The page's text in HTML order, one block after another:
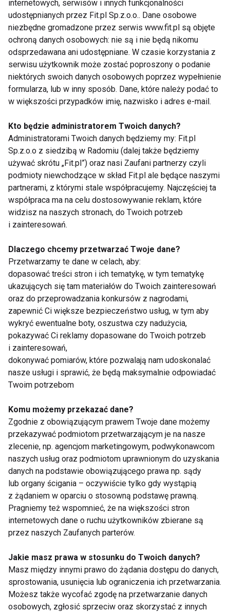
składników, który dostarczy nam witamin bez
zbędnych kalorii. Smaczne i kolorowe koktajle mogą
poprawić nasz nastrój i apetyt. Koktajl najlepiej pić
rano na czczo lub między posiłkami. Chcąc chronić
zęby przed kwasowym działaniem cytryny i miodu,
można pić koktajl przez słomkę, aby ograniczyć
kontakt płynu ze szkliwem. Ważne jest, aby nie myć
kwasowość zawartych w napoju składników może
osłabić szkliwo i spowodować nadwrażliwość. Aby
dodatkowo chronić zęby przed kwasowym
działaniem tych składników, warto po wypiciu
koktajlu przepłukać usta wodą lub napić się herbaty
zielonej.–zaleca dr. Romana Markiewicz-
Piotrowska, z Kliniki Stomatologicznej Piotrowscy i
Bejnarowicz.
Jesienią często czujemy się przygnębieni i
zmęczeni z powodu braku słońca i krótszych dni.
Koktajl z owoców i warzyw może być świetnym
sposobem na dobry dzień i dodanie sobie energii.
Możemy eksperymentować z różnymi smakami i
kolorami, aby znaleźć swój ulubiony koktajl.
Jesienne koktajle mają wiele zalet dla naszego
zdrowia i samopoczucia. Warto więc wprowadzić je
smakiem i aromatem.
CYTRYNA JESIEŃ ODPORNOŚĆ
PRZEPISY PRZEPIS IMBIR DIETA
Cytryna
internetowych, serwisów i innych funkcjonalności
udostępnianych przez Fit.pl Sp.z.o.o.. Dane osobowe
niezbędne gromadzone przez serwis www.fit.pl są objęte
ochroną danych osobowych: nie są i nie będą nikomu
odsprzedawana ani udostępniane. W czasie korzystania z
serwisu użytkownik może zostać poproszony o podanie
niektórych swoich danych osobowych poprzez wypełnienie
formularza, lub w inny sposób. Dane, które należy podać to
w większości przypadków imię, nazwisko i adres e-mail.
Kto będzie administratorem Twoich danych?
Administratorami Twoich danych będziemy my: Fit.pl
Sp.z.o.o z siedzibą w Radomiu (dalej także będziemy
używać skrótu „Fit.pl”) oraz nasi Zaufani partnerzy czyli
podmioty niewchodzące w skład Fit.pl ale będące naszymi
partnerami, z którymi stale współpracujemy. Najczęściej ta
współpraca ma na celu dostosowywanie reklam, które
widzisz na naszych stronach, do Twoich potrzeb
i zainteresowań.
Dlaczego chcemy przetwarzać Twoje dane?
Przetwarzamy te dane w celach, aby:
dopasować treści stron i ich tematykę, w tym tematykę
ukazujących się tam materiałów do Twoich zainteresowań
oraz do przeprowadzania konkursów z nagrodami,
zapewnić Ci większe bezpieczeństwo usług, w tym aby
wykryć ewentualne boty, oszustwa czy nadużycia,
pokazywać Ci reklamy dopasowane do Twoich potrzeb
i zainteresowań,
dokonywać pomiarów, które pozwalają nam udoskonalać
nasze usługi i sprawić, że będą maksymalnie odpowiadać
Twoim potrzebom
Komu możemy przekazać dane?
Zgodnie z obowiązującym prawem Twoje dane możemy
przekazywać podmiotom przetwarzającym je na nasze
zlecenie, np. agencjom marketingowym, podwykonawcom
naszych usług oraz podmiotom uprawnionym do uzyskania
danych na podstawie obowiązującego prawa np. sądy
lub organy ścigania – oczywiście tylko gdy wystąpią
z żądaniem w oparciu o stosowną podstawę prawną.
Pragniemy też wspomnieć, że na większości stron
internetowych dane o ruchu użytkowników zbierane są
przez naszych Zaufanych parterów.
Jakie masz prawa w stosunku do Twoich danych?
Masz między innymi prawo do żądania dostępu do danych,
sprostowania, usunięcia lub ograniczenia ich przetwarzania.
Możesz także wycofać zgodę na przetwarzanie danych
osobowych, zgłosić sprzeciw oraz skorzystać z innych